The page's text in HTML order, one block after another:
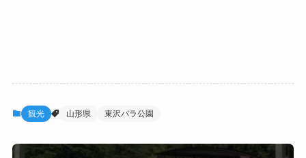
観光 山形県 東沢バラ公園